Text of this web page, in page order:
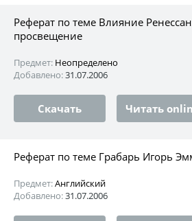
Реферат по теме Влияние
просвещение
Предмет: Неопределено
Добавлено:31.07.2006
Скачать Читать
Реферат по теме Грабарь Игорь
Предмет:Английский
Добавлено:31.07.2006